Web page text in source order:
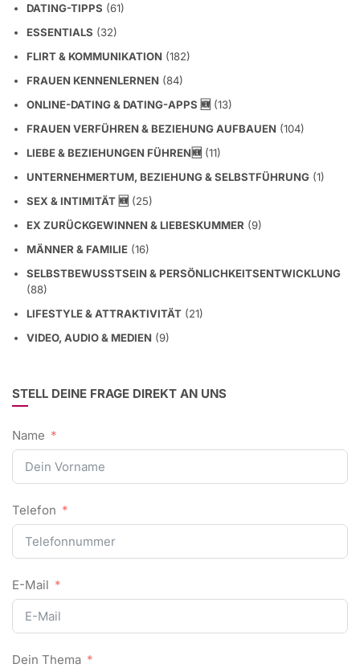
DATING-TIPPS (61)
ESSENTIALS (32)
FLIRT & KOMMUNIKATION (182)
FRAUEN KENNENLERNEN (84)
ONLINE-DATING & DATING-APPS 🆕 (13)
FRAUEN VERFÜHREN & BEZIEHUNG AUFBAUEN (104)
LIEBE & BEZIEHUNGEN FÜHREN🆕 (11)
UNTERNEHMERTUM, BEZIEHUNG & SELBSTFÜHRUNG (1)
SEX & INTIMITÄT 🆕 (25)
EX ZURÜCKGEWINNEN & LIEBESKUMMER (9)
MÄNNER & FAMILIE (16)
SELBSTBEWUSSTSEIN & PERSÖNLICHKEITSENTWICKLUNG
(88)
LIFESTYLE & ATTRAKTIVITÄT (21)
VIDEO, AUDIO & MEDIEN (9)
STELL DEINE FRAGE DIREKT AN UNS
Name
Telefon
E-Mail
Dein Thema